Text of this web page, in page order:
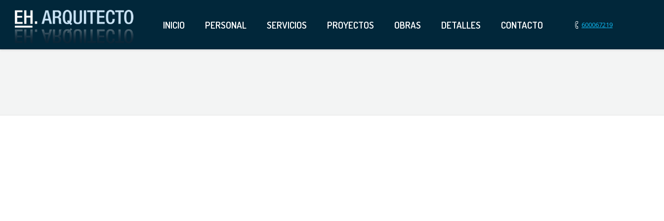
INICIO PERSONAL SERVICIOS PROYECTOS OBRAS DETALLES CONTACTO 600067219